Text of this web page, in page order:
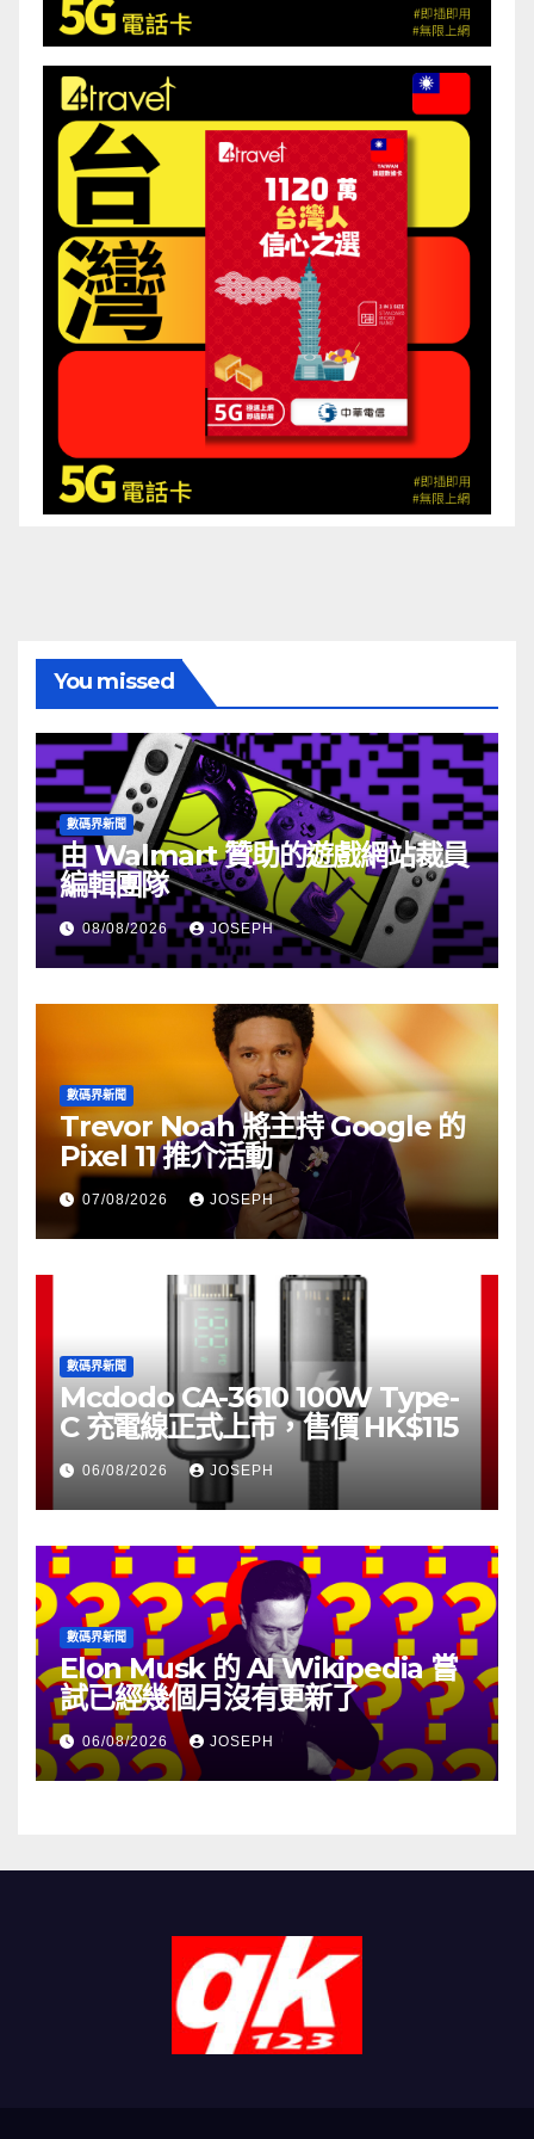
You missed
數碼界新聞
由 Walmart 贊助的遊戲網站裁員
編輯團隊
08/08/2026 JOSEPH
數碼界新聞
Trevor Noah 將主持 Google 的
Pixel 11 推介活動
07/08/2026 JOSEPH
數碼界新聞
Mcdodo CA-3610 100W Type-
C 充電線正式上市，售價 HK$115
06/08/2026 JOSEPH
數碼界新聞
Elon Musk 的 AI Wikipedia 嘗
試已經幾個月沒有更新了
06/08/2026 JOSEPH